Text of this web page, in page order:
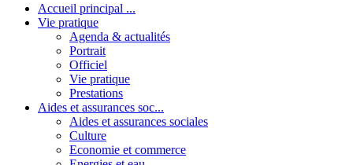
Accueil principal ...
Vie pratique
Agenda & actualités
Portrait
Officiel
Vie pratique
Prestations
Aides et assurances soc...
Aides et assurances sociales
Culture
Economie et commerce